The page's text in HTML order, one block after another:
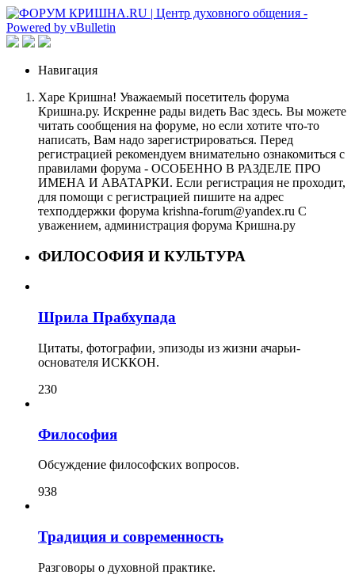
Навигация
Харе Кришна! Уважаемый посетитель форума
Кришна.ру. Искренне рады видеть Вас здесь. Вы можете
читать сообщения на форуме, но если хотите что-то
написать, Вам надо зарегистрироваться. Перед
регистрацией рекомендуем внимательно ознакомиться с
правилами форума - ОСОБЕННО В РАЗДЕЛЕ ПРО
ИМЕНА И АВАТАРКИ. Если регистрация не проходит,
для помощи с регистрацией пишите на адрес
техподдержки форума krishna-forum@yandex.ru С
уважением, администрация форума Кришна.ру
ФИЛОСОФИЯ И КУЛЬТУРА
Шрила Прабхупада
Цитаты, фотографии, эпизоды из жизни ачарьи-
основателя ИСККОН.
230
Философия
Обсуждение философских вопросов.
938
Традиция и современность
Разговоры о духовной практике.